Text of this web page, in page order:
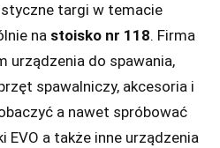
targi w temacie
na stoisko nr 118. Firma
urządzenia do spawania,
spawalniczy, akcesoria i
a nawet spróbować
EVO a także inne urządzenia